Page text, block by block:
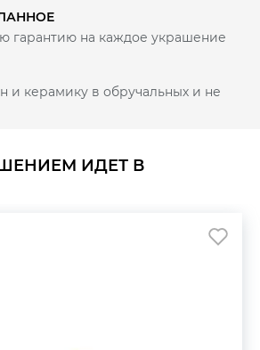
ИДЕТ В
гарантию на каждое украшение
и керамику в обручальных и не